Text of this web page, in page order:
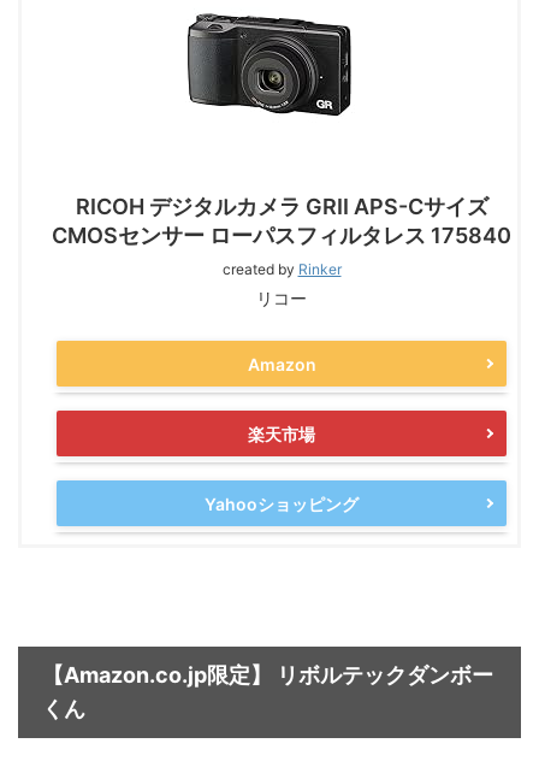
RICOH デジタルカメラ GRII APS-Cサイズ
CMOSセンサー ローパスフィルタレス 175840
created by Rinker
リコー
Amazon
楽天市場
Yahooショッピング
【Amazon.co.jp限定】 リボルテックダンボー
くん